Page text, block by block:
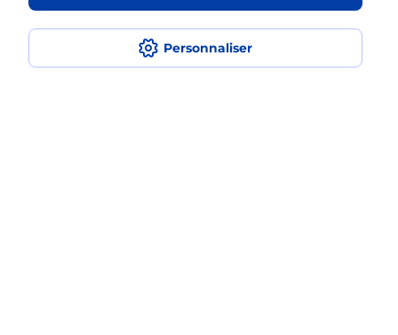
Personnaliser
Recherchez un autre point de contact